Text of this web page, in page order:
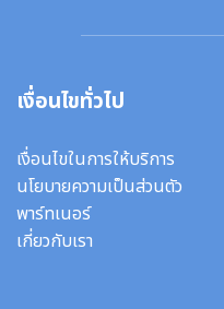
เงื่อนไขทั่วไป
เงื่อนไขในการให้บริการ
นโยบายความเป็นส่วนตัว
พาร์ทเนอร์
เกี่ยวกับเรา